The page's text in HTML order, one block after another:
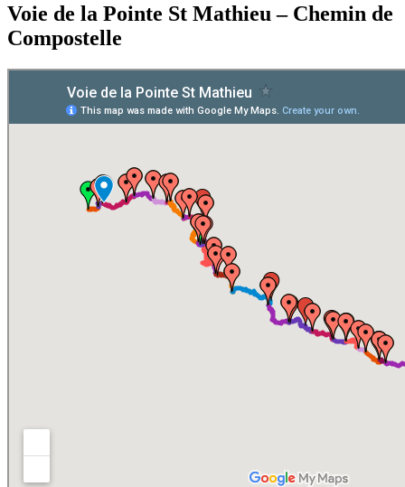
Voie de la Pointe St Mathieu – Chemin de
Compostelle